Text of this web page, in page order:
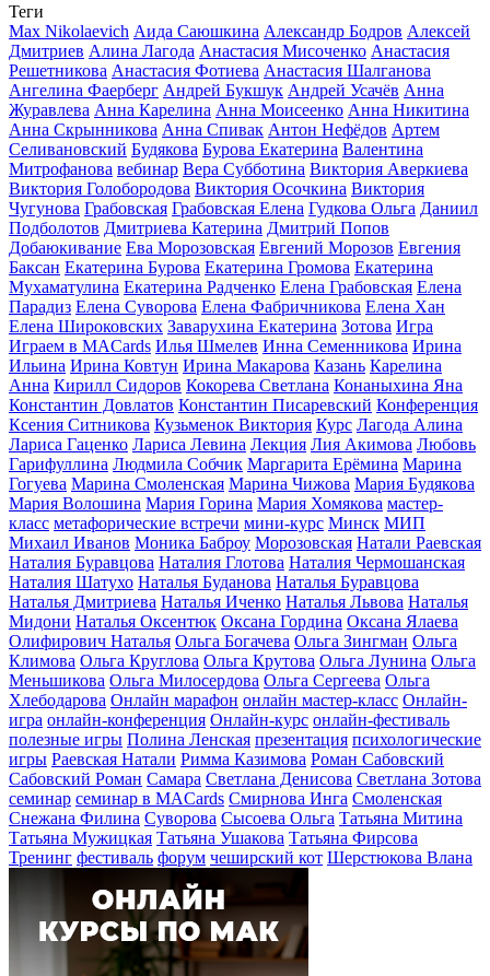
Теги
Max Nikolaevich Аида Саюшкина Александр Бодров Алексей
Дмитриев Алина Лагода Анастасия Мисоченко Анастасия
Решетникова Анастасия Фотиева Анастасия Шалганова
Ангелина Фаерберг Андрей Букшук Андрей Усачёв Анна
Журавлева Анна Карелина Анна Моисеенко Анна Никитина
Анна Скрынникова Анна Спивак Антон Нефёдов Артем
Селивановский Будякова Бурова Екатерина Валентина
Митрофанова вебинар Вера Субботина Виктория Аверкиева
Виктория Голобородова Виктория Осочкина Виктория
Чугунова Грабовская Грабовская Елена Гудкова Ольга Даниил
Подболотов Дмитриева Катерина Дмитрий Попов
Добаюкивание Ева Морозовская Евгений Морозов Евгения
Баксан Екатерина Бурова Екатерина Громова Екатерина
Мухаматулина Екатерина Радченко Елена Грабовская Елена
Парадиз Елена Суворова Елена Фабричникова Елена Хан
Елена Широковских Заварухина Екатерина Зотова Игра
Играем в MACards Илья Шмелев Инна Семенникова Ирина
Ильина Ирина Ковтун Ирина Макарова Казань Карелина
Анна Кирилл Сидоров Кокорева Светлана Конаныхина Яна
Константин Довлатов Константин Писаревский Конференция
Ксения Ситникова Кузьменок Виктория Курс Лагода Алина
Лариса Гаценко Лариса Левина Лекция Лия Акимова Любовь
Гарифуллина Людмила Собчик Маргарита Ерёмина Марина
Гогуева Марина Смоленская Марина Чижова Мария Будякова
Мария Волошина Мария Горина Мария Хомякова мастер-
класс метафорические встречи мини-курс Минск МИП
Михаил Иванов Моника Баброу Морозовская Натали Раевская
Наталия Буравцова Наталия Глотова Наталия Чермошанская
Наталия Шатухо Наталья Буданова Наталья Буравцова
Наталья Дмитриева Наталья Иченко Наталья Львова Наталья
Мидони Наталья Оксентюк Оксана Гордина Оксана Ялаева
Олифирович Наталья Ольга Богачева Ольга Зингман Ольга
Климова Ольга Круглова Ольга Крутова Ольга Лунина Ольга
Меньшикова Ольга Милосердова Ольга Сергеева Ольга
Хлебодарова Онлайн марафон онлайн мастер-класс Онлайн-
игра онлайн-конференция Онлайн-курс онлайн-фестиваль
полезные игры Полина Ленская презентация психологические
игры Раевская Натали Римма Казимова Роман Сабовский
Сабовский Роман Самара Светлана Денисова Светлана Зотова
семинар семинар в MACards Смирнова Инга Смоленская
Снежана Филина Суворова Сысоева Ольга Татьяна Митина
Татьяна Мужицкая Татьяна Ушакова Татьяна Фирсова
Тренинг фестиваль форум чеширский кот Шерстюкова Влана